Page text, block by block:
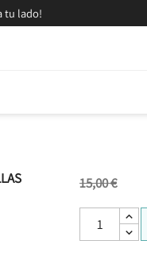
tu lado!
15,00 €